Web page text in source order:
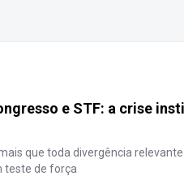
e STF: a crise
que toda divergência
teste de força